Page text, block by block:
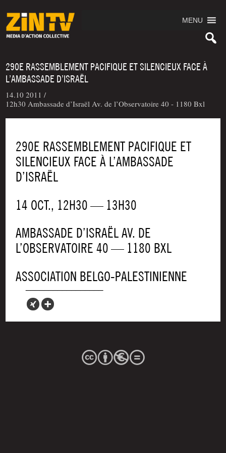
MENU
290E RASSEMBLEMENT PACIFIQUE ET SILENCIEUX FACE À
L’AMBASSADE D’ISRAËL
14.10 2011 /
12h30 Ambassade d’Israël Av. de l’Observatoire 40 - 1180 Bxl
290E RASSEMBLEMENT PACIFIQUE ET
SILENCIEUX FACE À L’AMBASSADE
D’ISRAËL
14 OCT., 12H30 — 13H30
AMBAS­SADE D’ISRAËL AV. DE
L’OBSERVATOIRE 40 — 1180 BXL
ASSO­CIA­TION BELGO-PALESTINIENNE